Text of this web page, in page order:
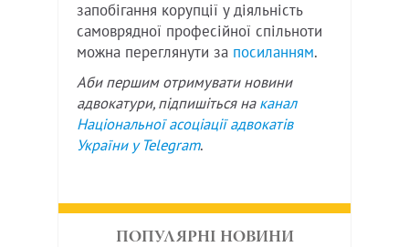
запобігання корупції у діяльність
самоврядної професійної спільноти
можна переглянути за посиланням.
Аби першим отримувати новини
адвокатури, підпишіться на канал
Національної асоціації адвокатів
України у Telegram.
ПОПУЛЯРНІ НОВИНИ